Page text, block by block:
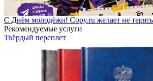
С Днём молодёжи! Copy.ru желает не терять
Рекомендуемые услуги
Твёрдый переплет